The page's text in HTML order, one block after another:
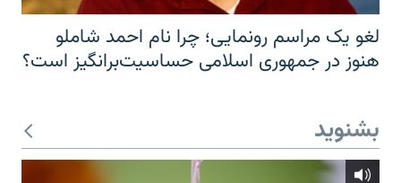
لغو یک مراسم رونمایی؛ چرا نام احمد شاملو
هنوز در جمهوری اسلامی حساسیت‌برانگیز است؟
بشنوید